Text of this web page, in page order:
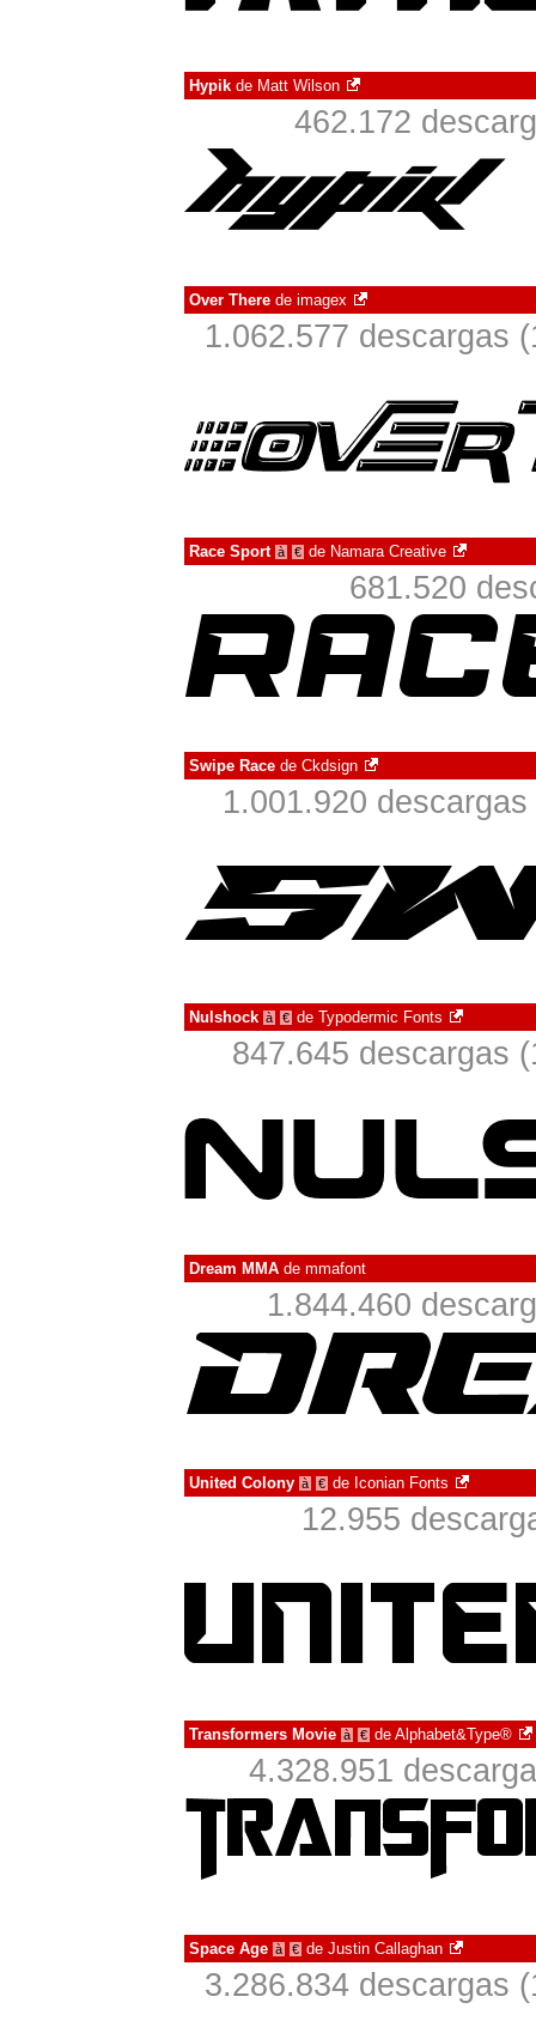
Hypik de Matt Wilson
462.172
Over There de imagex
1.062.577 descargas
Race Sport à € de Namara Creative
681.520
Swipe Race de Ckdsign
1.001.920
Nulshock à € de Typodermic Fonts
847.645 descargas
Dream MMA de mmafont
1.844.460
United Colony à € de Iconian Fonts
12.955
Transformers Movie à € de Alphabet&Type®
4.328.951
Space Age à € de Justin Callaghan
3.286.834 descargas